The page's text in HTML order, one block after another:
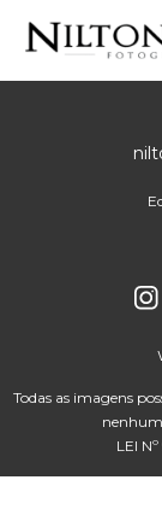
Todas as imagens
LEI